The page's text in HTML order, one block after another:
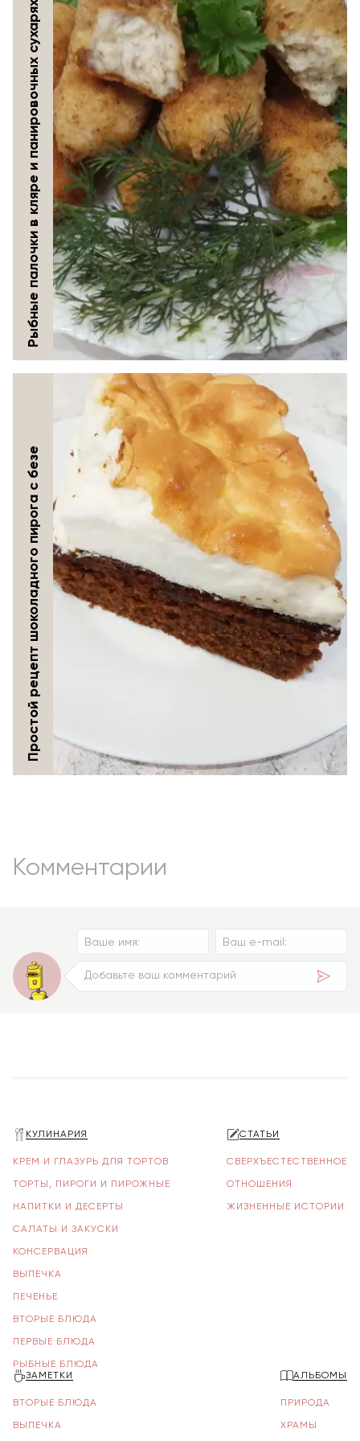
Рыбные палочки в кляре и панировочных сухарях
Простой рецепт шоколадного пирога с безе
Комментарии
КУЛИНАРИЯ
КРЕМ И ГЛАЗУРЬ ДЛЯ ТОРТОВ
ТОРТЫ, ПИРОГИ И ПИРОЖНЫЕ
НАПИТКИ И ДЕСЕРТЫ
САЛАТЫ И ЗАКУСКИ
КОНСЕРВАЦИЯ
ВЫПЕЧКА
ПЕЧЕНЬЕ
ВТОРЫЕ БЛЮДА
ПЕРВЫЕ БЛЮДА
РЫБНЫЕ БЛЮДА
СТАТЬИ
СВЕРХЪЕСТЕСТВЕННОЕ
ОТНОШЕНИЯ
ЖИЗНЕННЫЕ ИСТОРИИ
ЗАМЕТКИ
ВТОРЫЕ БЛЮДА
ВЫПЕЧКА
АЛЬБОМЫ
ПРИРОДА
ХРАМЫ